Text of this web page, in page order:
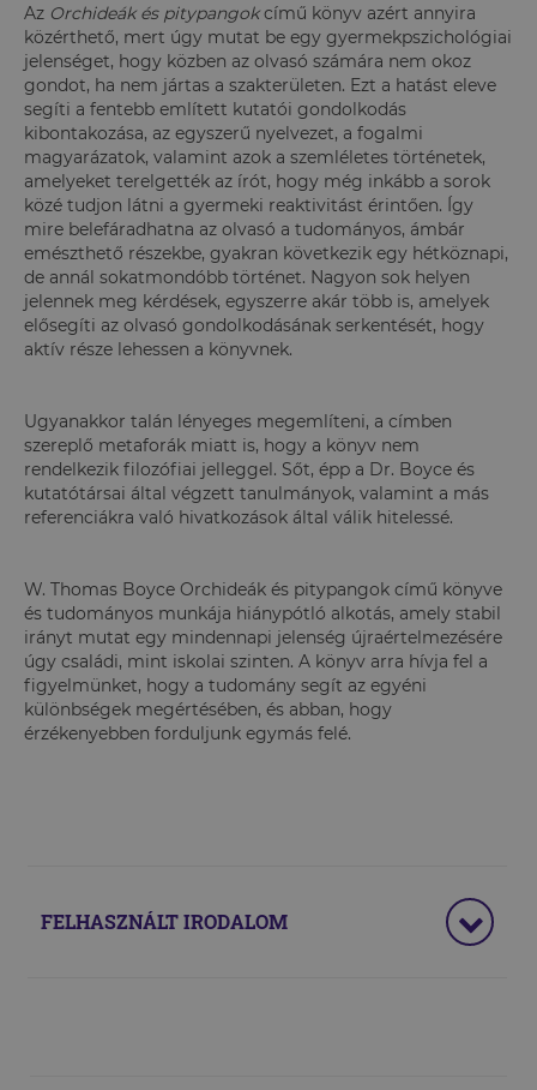
Az Orchideák és pitypangokcímű könyv azért annyira
közérthető, mert úgy mutat be egy gyermekpszichológiai
jelenséget, hogy közben az olvasó számára nem okoz
gondot, ha nem jártas a szakterületen. Ezt a hatást eleve
segíti a fentebb említett kutatói gondolkodás
kibontakozása, az egyszerű nyelvezet, a fogalmi
magyarázatok, valamint azok a szemléletes történetek,
amelyeket terelgették az írót, hogy még inkább a sorok
közé tudjon látni a gyermeki reaktivitást érintően. Így
mire belefáradhatna az olvasó a tudományos, ámbár
emészthető részekbe, gyakran következik egy hétköznapi,
de annál sokatmondóbb történet. Nagyon sok helyen
jelennek meg kérdések, egyszerre akár több is, amelyek
elősegíti az olvasó gondolkodásának serkentését, hogy
aktív része lehessen a könyvnek.
Ugyanakkor talán lényeges megemlíteni, a címben
szereplő metaforák miatt is, hogy a könyv nem
rendelkezik filozófiai jelleggel. Sőt, épp a Dr. Boyce és
kutatótársai által végzett tanulmányok, valamint a más
referenciákra való hivatkozások által válik hitelessé.
W. Thomas Boyce Orchideák és pitypangok című könyve
és tudományos munkája hiánypótló alkotás, amely stabil
irányt mutat egy mindennapi jelenség újraértelmezésére
úgy családi, mint iskolai szinten. A könyv arra hívja fel a
figyelmünket, hogy a tudomány segít az egyéni
különbségek megértésében, és abban, hogy
érzékenyebben forduljunk egymás felé.
FELHASZNÁLT IRODALOM